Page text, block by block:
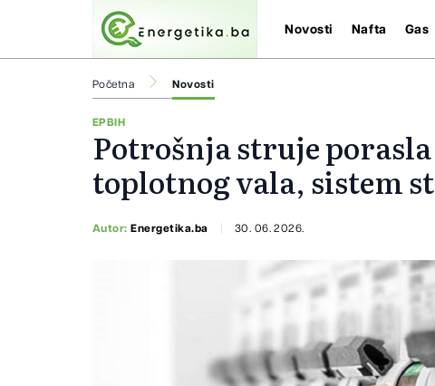
Novosti Nafta Gas
Početna Novosti
EPBIH
Potrošnja struje porasla
toplotnog vala, sistem
Autor:Energetika.ba 30. 06. 2026.